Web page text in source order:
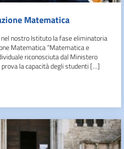
Matematica
nostro Istituto la fase eliminatoria
Matematica “Matematica e
riconosciuta dal Ministero
la capacità degli studenti […]